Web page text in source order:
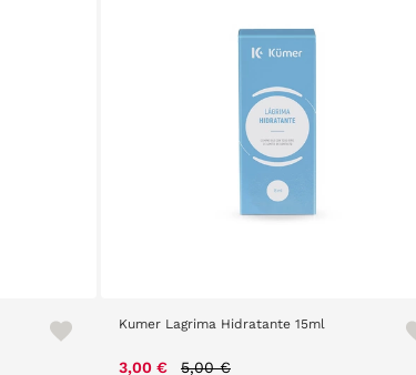
Kumer Lagrima Hidratante 15ml
3,00 € Price reduced from
5,00 €